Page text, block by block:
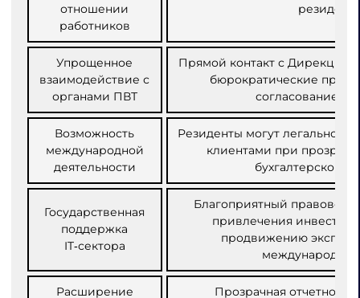
отношении
работников
Упрощенное
взаимодействие с
органами ПВТ
Прямой контакт с
бюрократические
согласование
Возможность
международной
деятельности
Резиденты могут легально
клиентами при
бухгалтерской
Государственная
поддержка
IT‑сектора
Благоприятный правовой
привлечения
продвижению
Расширение Прозрачная